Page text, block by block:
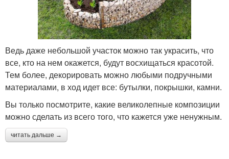
Ведь даже небольшой участок можно так украсить, что
все, кто на нем окажется, будут восхищаться красотой.
Тем более, декорировать можно любыми подручными
материалами, в ход идет все: бутылки, покрышки, камни.
Вы только посмотрите, какие великолепные композиции
можно сделать из всего того, что кажется уже ненужным.
читать дальше →